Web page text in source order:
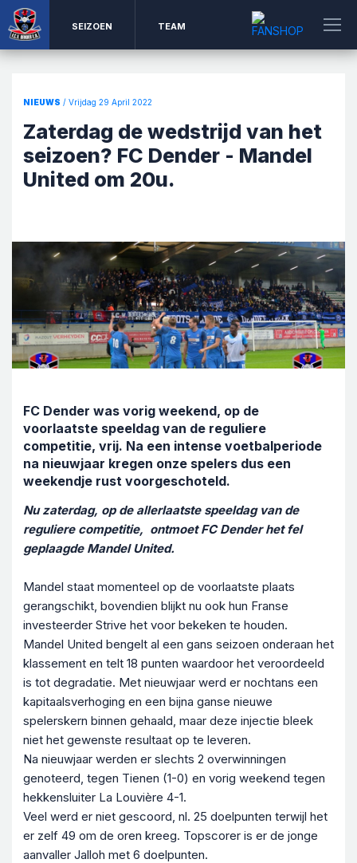
SEIZOEN TEAM
NIEUWS / Vrijdag 29 April 2022
Zaterdag de wedstrijd van het
seizoen? FC Dender - Mandel
United om 20u.
FC Dender was vorig weekend, op de
voorlaatste speeldag van de reguliere
competitie, vrij. Na een intense voetbalperiode
na nieuwjaar kregen onze spelers dus een
weekendje rust voorgeschoteld.
Nu zaterdag, op de allerlaatste speeldag van de
reguliere competitie, ontmoet FC Dender het fel
geplaagde Mandel United.
Mandel staat momenteel op de voorlaatste plaats
gerangschikt, bovendien blijkt nu ook hun Franse
investeerder Strive het voor bekeken te houden.
Mandel United bengelt al een gans seizoen onderaan het
klassement en telt 18 punten waardoor het veroordeeld
is tot degradatie. Met nieuwjaar werd er nochtans een
kapitaalsverhoging en een bijna ganse nieuwe
spelerskern binnen gehaald, maar deze injectie bleek
niet het gewenste resultaat op te leveren.
Na nieuwjaar werden er slechts 2 overwinningen
genoteerd, tegen Tienen (1-0) en vorig weekend tegen
hekkensluiter La Louvière 4-1.
Veel werd er niet gescoord, nl. 25 doelpunten terwijl het
er zelf 49 om de oren kreeg. Topscorer is er de jonge
aanvaller Jalloh met 6 doelpunten.